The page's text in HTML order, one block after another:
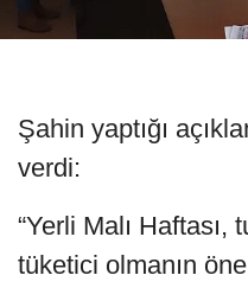
Şahin yaptığı
verdi:
“Yerli Malı
tüketici olmanın